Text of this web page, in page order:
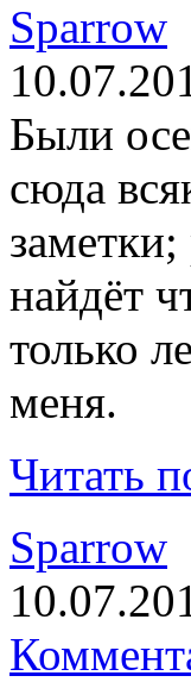
Sparrow
Были
сюда
найдёт
только
меня.
Читать
Sparrow